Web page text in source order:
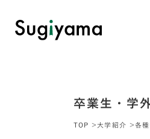
卒業生・学
TOP 大学紹介 各